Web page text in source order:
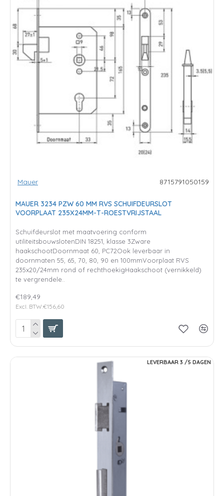
Mauer 8715791050159
MAUER 3234 PZW 60 MM RVS SCHUIFDEURSLOT
VOORPLAAT 235X24MM-T-ROESTVRIJSTAAL
Schuifdeurslot met maatvoering conform
utiliteitsbouwslotenDIN 18251, klasse 3Zware
haakschootDoornmaat 60, PC72Ook leverbaar in
doornmaten 55, 65, 70, 80, 90 en 100mmVoorplaat RVS
235x20/24mm rond of rechthoekigHaakschoot (vernikkeld)
te vergrendele..
€189,49
Excl. BTW:€156,60
LEVERBAAR 3 /5 DAGEN